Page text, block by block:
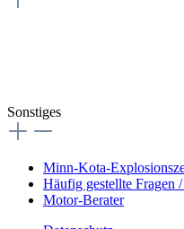
Sonstiges
Minn-Kota-
Häufig gestellte Fragen
Motor-Berater